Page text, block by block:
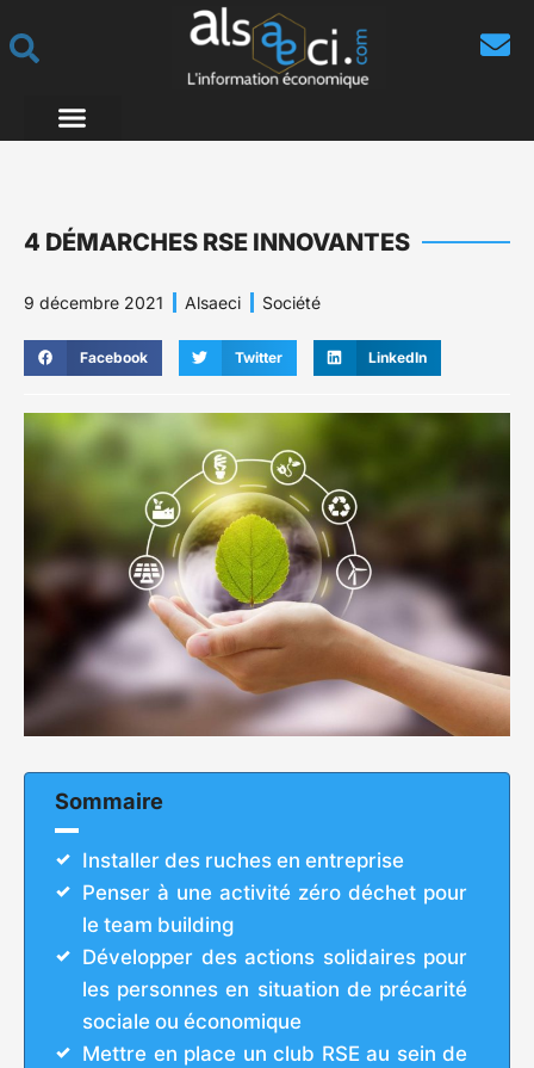
4 DÉMARCHES RSE INNOVANTES
9 décembre 2021 Alsaeci Société
Facebook Twitter LinkedIn
Sommaire
Installer des ruches en entreprise
Penser à une activité zéro déchet pour
le team building
Développer des actions solidaires pour
les personnes en situation de précarité
sociale ou économique
Mettre en place un club RSE au sein de